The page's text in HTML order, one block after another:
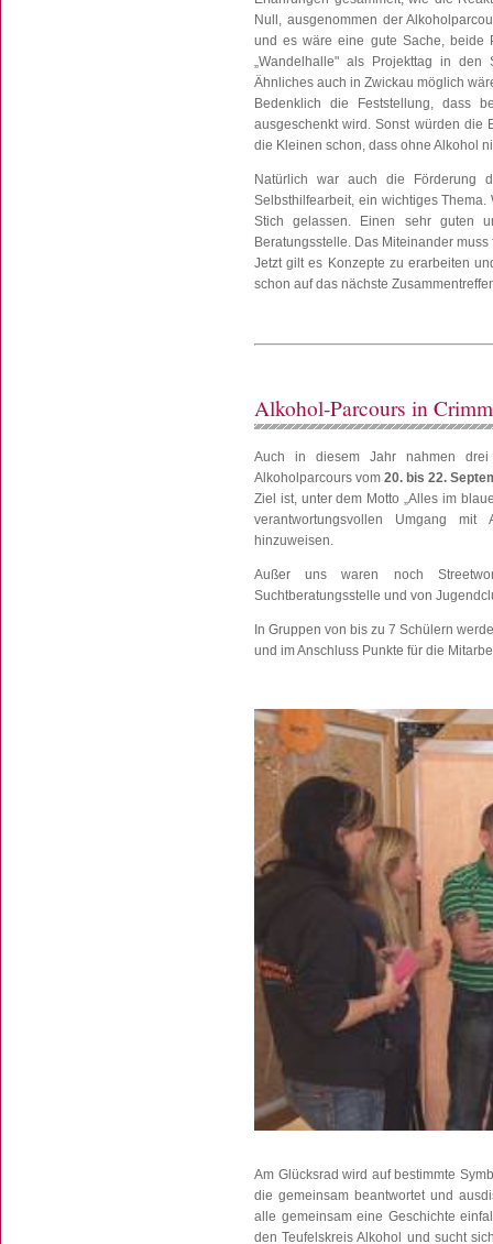
Null, ausgenommen der
und es wäre eine gute Sache, beide
„Wandelhalle" als Projekttag in
Ähnliches auch in Zwickau möglich
Bedenklich die Feststellung, dass
ausgeschenkt wird. Sonst würden die
die Kleinen schon, dass ohne Alkohol
Natürlich war auch die Förderung
Selbsthilfearbeit, ein wichtiges
Stich gelassen. Einen sehr guten
Beratungsstelle. Das Miteinander
Jetzt gilt es Konzepte zu erarbeiten
schon auf das nächste
Alkohol-Parcours in
Auch in diesem Jahr nahmen
Alkoholparcours vom 20. bis 22.
Ziel ist, unter dem Motto „Alles im
verantwortungsvollen Umgang
hinzuweisen.
Außer uns waren noch
Suchtberatungsstelle und von
In Gruppen von bis zu 7 Schülern
und im Anschluss Punkte für die
Am Glücksrad wird auf bestimmte
die gemeinsam beantwortet und
alle gemeinsam eine Geschichte
den Teufelskreis Alkohol und sucht